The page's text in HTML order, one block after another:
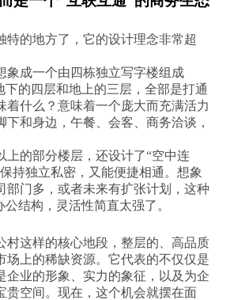
特的地方了，它的设计理念非常超
象成一个由四栋独立写字楼组成
下的四层和地上的三层，全部是打通
着什么？意味着一个庞大而充满活力
下和身边，午餐、会客、商务洽谈，
上的部分楼层，还设计了“空中连
持独立私密，又能便捷相通。想象
部门多，或者未来有扩张计划，这种
公结构，灵活性简直太强了。
村这样的核心地段，整层的、高品质
场上的稀缺资源。它代表的不仅仅是
企业的形象、实力的象征，以及为企
贵空间。现在，这个机会就摆在面